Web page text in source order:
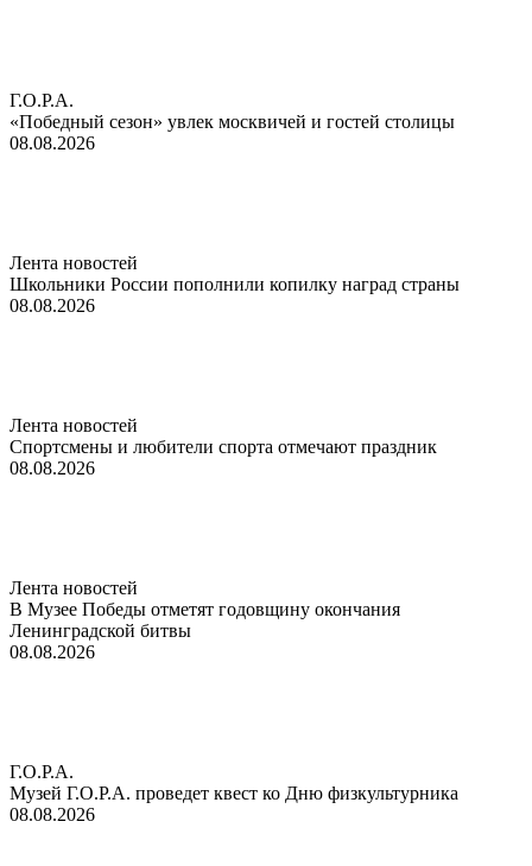
Г.О.Р.А.
«Победный сезон» увлек москвичей и гостей столицы
08.08.2026
Лента новостей
Школьники России пополнили копилку наград страны
08.08.2026
Лента новостей
Спортсмены и любители спорта отмечают праздник
08.08.2026
Лента новостей
В Музее Победы отметят годовщину окончания
Ленинградской битвы
08.08.2026
Г.О.Р.А.
Музей Г.О.Р.А. проведет квест ко Дню физкультурника
08.08.2026